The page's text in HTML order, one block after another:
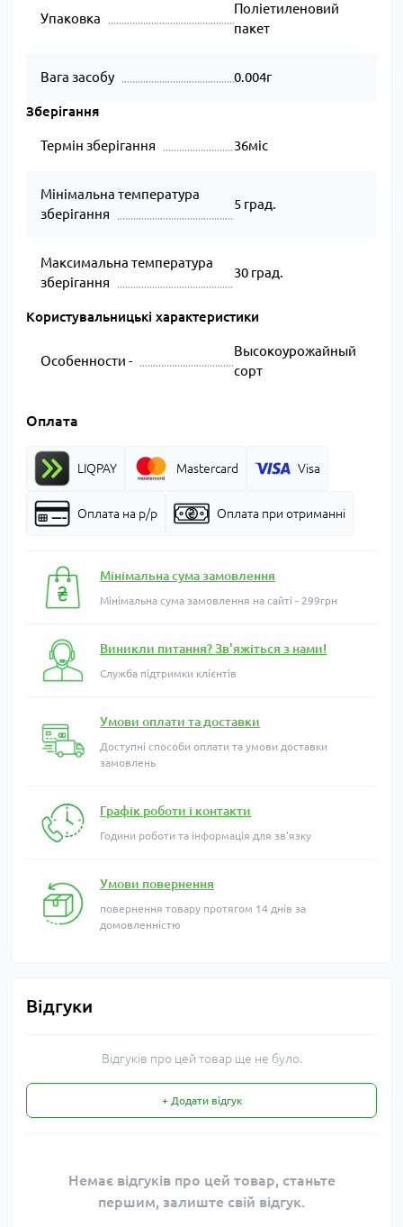
Упаковка
Поліетиленовий
пакет
Вага засобу 0.004г
Зберігання
Термін зберігання 36міс
Мінімальна температура
зберігання
5 град.
Максимальна температура
зберігання
30 град.
Користувальницькі характеристики
Особенности -
Высокоурожайный
сорт
Оплата
LIQPAY Mastercard Visa
Оплата на р/р Оплата при отриманні
Мінімальна сума замовлення
Мінімальна сума замовлення на сайті - 299грн
Виникли питання? Зв'яжіться з нами!
Служба підтримки клієнтів
Умови оплати та доставки
Доступні способи оплати та умови доставки
замовлень
Графік роботи і контакти
Години роботи та інформація для зв'язку
Умови повернення
повернення товару протягом 14 днів за
домовленністю
Відгуки
Відгуків про цей товар ще не було.
+ Додати відгук
Немає відгуків про цей товар, станьте
першим, залиште свій відгук.